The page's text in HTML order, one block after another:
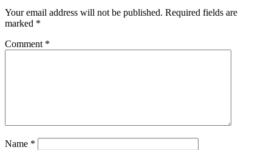
Your email address will not be published. Required fields are
marked *
Comment *
Name *